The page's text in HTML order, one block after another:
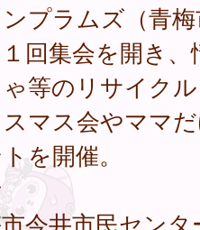
プラムズ（青
回集会を開き
等のリサイクル
マス会やママ
を開催。
今井市民セン